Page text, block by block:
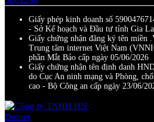
Giấy phép kinh doanh số
- Sở Kế hoạch và Đầu tư tỉnh Gia
Giấy chứng nhận đăng ký tên miền
Trung tâm internet Việt Nam
phần Mắt Bảo cấp ngày 05/06/2026
Giấy chứng nhận tên định danh
do Cục An ninh mạng và Phòng,
cao - Bộ Công an cấp ngày 23/06/